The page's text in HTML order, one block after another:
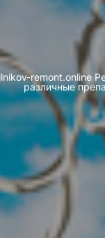
remont.online
различные